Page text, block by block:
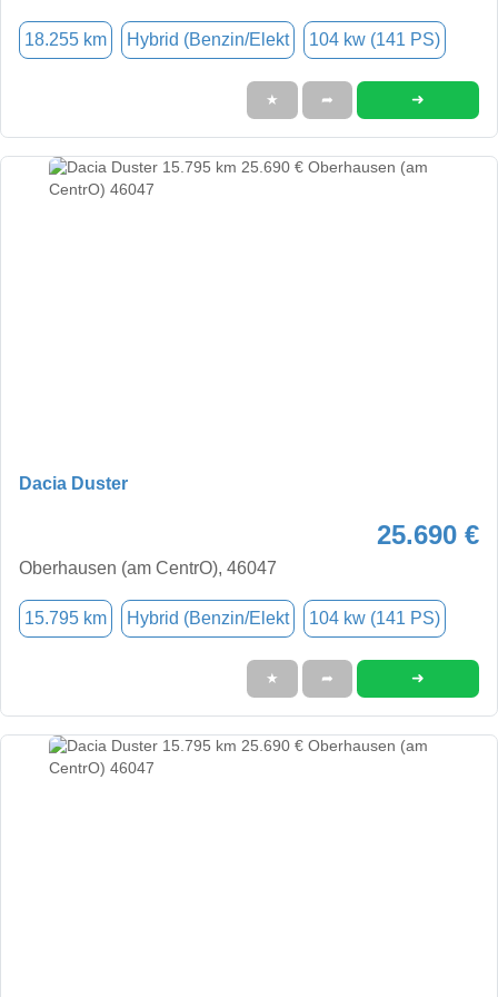
18.255 km Hybrid (Benzin/Elekt 104 kw (141 PS)
★ ➦ ➜
Dacia Duster
25.690 €
Oberhausen (am CentrO), 46047
15.795 km Hybrid (Benzin/Elekt 104 kw (141 PS)
★ ➦ ➜